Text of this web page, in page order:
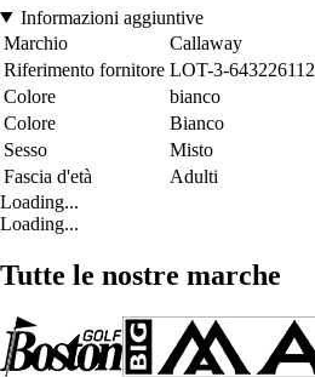
Informazioni aggiuntive
Marchio
Callaway
Riferimento fornitore LOT-3-643226112
Colore
bianco
Colore
Bianco
Sesso
Misto
Fascia d'età
Adulti
Loading...
Loading...
Tutte le nostre marche